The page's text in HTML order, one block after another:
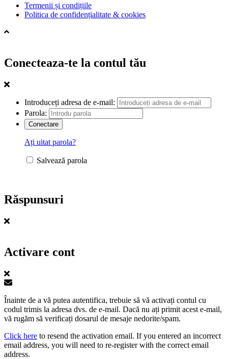
Termenii și condițiile
Politica de confidențialitate & cookies
Conecteaza-te la contul tău
Introduceți adresa de e-mail:
Parola:
Ați uitat parola?
Salvează parola
Răspunsuri
Activare cont
Înainte de a vă putea autentifica, trebuie să vă activați contul cu
codul trimis la adresa dvs. de e-mail. Dacă nu ați primit acest e-mail,
vă rugăm să verificați dosarul de mesaje nedorite/spam.
Click here to resend the activation email. If you entered an incorrect
email address, you will need to re-register with the correct email
address.